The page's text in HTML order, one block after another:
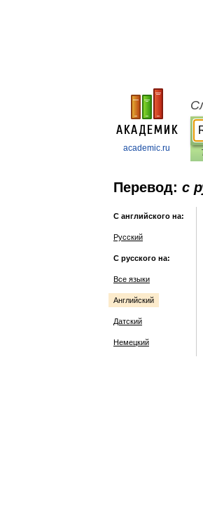
academic.ru
Перевод: с
С английского на:
Русский
С русского на:
Все языки
Английский
Датский
Немецкий